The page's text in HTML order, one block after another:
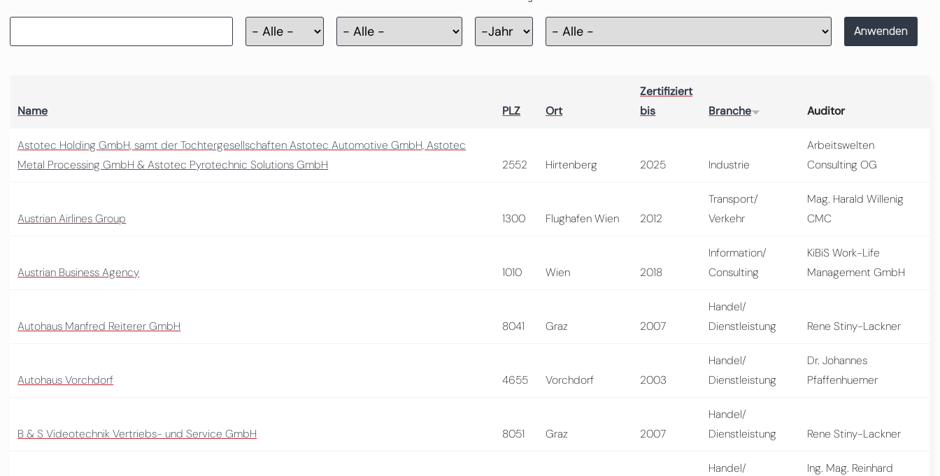
Zertifizierung
Jahr Anwenden
Name PLZ Ort
Zertifiziert
bis
Branche Auditor
Astotec Holding GmbH, samt der Tochtergesellschaften Astotec Automotive GmbH, Astotec
Metal Processing GmbH & Astotec Pyrotechnic Solutions GmbH
2552 Hirtenberg 2025 Industrie
Arbeitswelten
Consulting OG
Austrian Airlines Group 1300 Flughafen Wien 2012
Transport/
Verkehr
Mag. Harald Willenig
CMC
Austrian Business Agency 1010 Wien 2018
Information/
Consulting
KiBiS Work-Life
Management GmbH
Autohaus Manfred Reiterer GmbH 8041 Graz 2007
Handel/
Dienstleistung
Rene Stiny-Lackner
Autohaus Vorchdorf 4655 Vorchdorf 2003
Handel/
Dienstleistung
Dr. Johannes
Pfaffenhuemer
B & S Videotechnik Vertriebs- und Service GmbH 8051 Graz 2007
Handel/
Dienstleistung
Rene Stiny-Lackner
Handel/
Ing. Mag. Reinhard